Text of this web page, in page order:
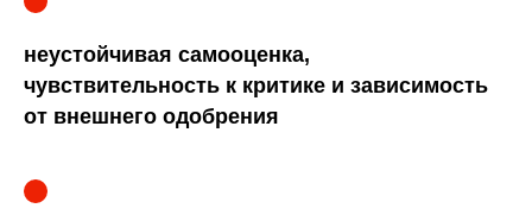
неустойчивая самооценка,
чувствительность к критике и зависимость
от внешнего одобрения